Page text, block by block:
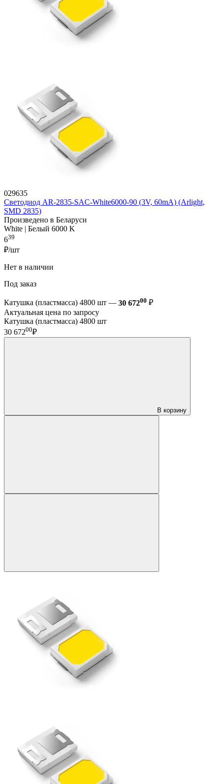
029635
Светодиод AR-2835-SAC-White6000-90 (3V, 60mA) (Arlight,
SMD 2835)
Произведено в Беларуси
White | Белый 6000 K
639
₽/шт
Нет в наличии
Под заказ
Катушка (пластмасса) 4800 шт — 30 67200 ₽
Актуальная цена по запросу
Катушка (пластмасса) 4800 шт
30 67200₽
В корзину